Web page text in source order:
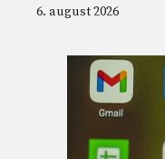
6. august 2026